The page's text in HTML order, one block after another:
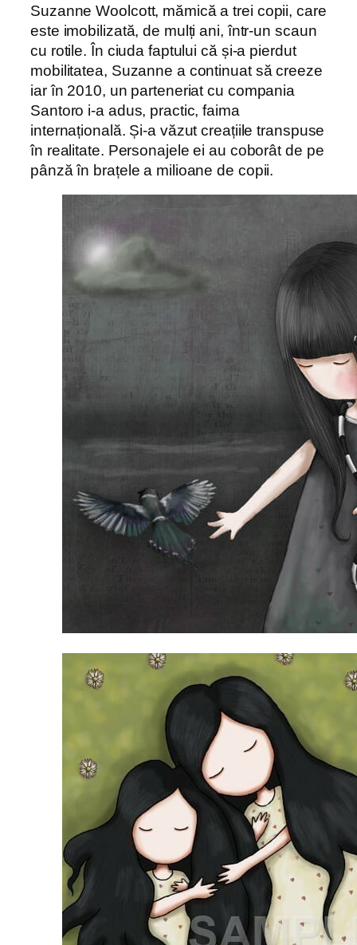
Suzanne Woolcott, mămică a trei copii, care
este imobilizată, de mulți ani, într-un scaun
cu rotile. În ciuda faptului că și-a pierdut
mobilitatea, Suzanne a continuat să creeze
iar în 2010, un parteneriat cu compania
Santoro i-a adus, practic, faima
internațională. Și-a văzut creațiile transpuse
în realitate. Personajele ei au coborât de pe
pânză în brațele a milioane de copii.